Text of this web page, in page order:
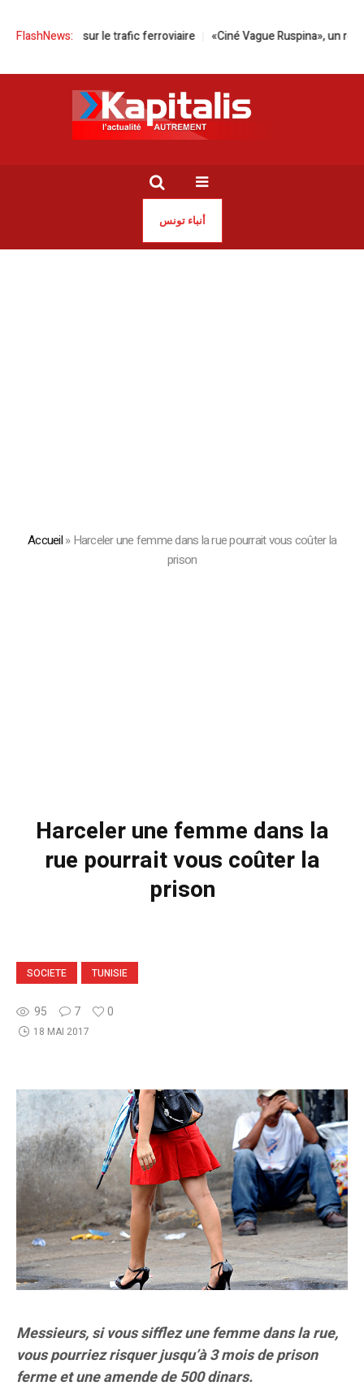
FlashNews:sur le trafic ferroviaire «Ciné Vague Ruspina», un
أنباء تونس
Accueil»Harceler une femme dans la rue pourrait vous coûter la
prison
Harceler une femme dans la
rue pourrait vous coûter la
prison
SOCIETE TUNISIE
95 7 0
18 MAI 2017
Messieurs, si vous sifflez une femme dans la rue,
vous pourriez risquer jusqu’à 3 mois de prison
ferme et une amende de 500 dinars.